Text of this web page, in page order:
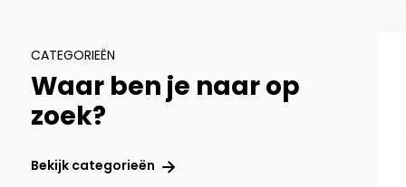
CATEGORIEËN
Waar ben je naar op
zoek?
Bekijk categorieën
Domes
Filters voor